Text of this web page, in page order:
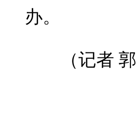
办。
（记者